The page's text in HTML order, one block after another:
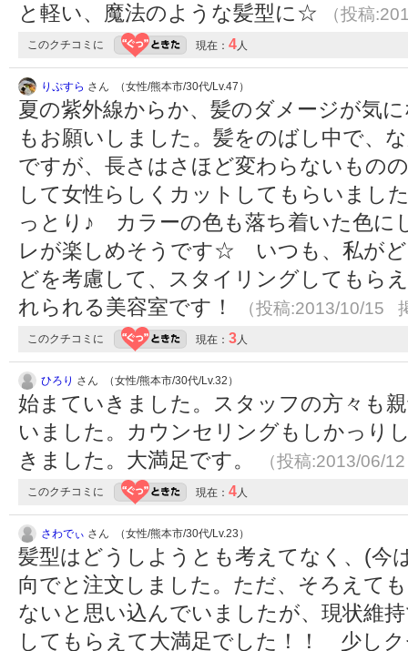
と軽い、魔法のような髪型に☆
（投稿
このクチコミに 現在： 4人
りぷすら さん （女性/熊本市/30代/Lv.47）
夏の紫外線からか、髪のダメージが気
もお願いしました。髪をのばし中で、
ですが、長さはさほど変わらないもの
して女性らしくカットしてもらいま
っとり♪ カラーの色も落ち着いた色に
レが楽しめそうです☆ いつも、私が
どを考慮して、スタイリングしてもら
れられる美容室です！
（投稿:2013/10/15
このクチコミに 現在： 3人
ひろり さん （女性/熊本市/30代/Lv.32）
始まていきました。スタッフの方々も
いました。カウンセリングもしかっり
きました。大満足です。
（投稿:2013/06/
このクチコミに 現在： 4人
さわでぃ さん （女性/熊本市/30代/Lv.23）
髪型はどうしようとも考えてなく、(
向でと注文しました。ただ、そろえて
ないと思い込んでいましたが、現状維
してもらえて大満足でした！！ 少し